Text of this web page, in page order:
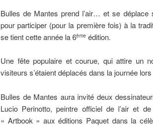
Bulles de Mantes prend l’air… et se déplace
pour participer (pour la première fois) à la
se tient cette année la 6ème édition.
Une fête populaire et courue, qui attire un
visiteurs s’étaient déplacés dans la journée
Bulles de Mantes aura invité deux
Lucio Perinotto, peintre officiel de l’air et
« Artbook » aux éditions Paquet dans la